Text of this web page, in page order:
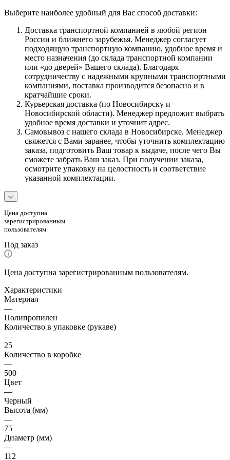
Выберите наиболее удобный для Вас способ доставки:
Доставка транспортной компанией в любой регион
России и ближнего зарубежья. Менеджер согласует
подходящую транспортную компанию, удобное время и
место назначения (до склада транспортной компании
или «до дверей» Вашего склада). Благодаря
сотрудничеству с надежными крупными транспортными
компаниями, поставка производится безопасно и в
кратчайшие сроки.
Курьерская доставка (по Новосибирску и
Новосибирской области). Менеджер предложит выбрать
удобное время доставки и уточнит адрес.
Самовывоз с нашего склада в Новосибирске. Менеджер
свяжется с Вами заранее, чтобы уточнить комплектацию
заказа, подготовить Ваш товар к выдаче, после чего Вы
сможете забрать Ваш заказ. При получении заказа,
осмотрите упаковку на целостность и соответствие
указанной комплектации.
Цена доступна
зарегистрированным
пользователям
Под заказ
Цена доступна зарегистрированным пользователям.
Характеристики
Материал
—
Полипропилен
Количество в упаковке (рукаве)
—
25
Количество в коробке
—
500
Цвет
—
Черный
Высота (мм)
—
75
Диаметр (мм)
—
112